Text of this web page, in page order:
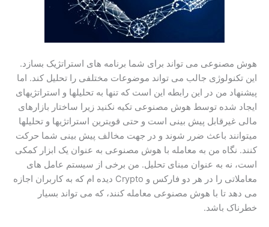
هوش مصنوعی می تواند برای شما برنامه های استراتژیک بسازد.
این تکنولوژی جالب می تواند موضوعات مختلفی را تحلیل کند. اما
پیشنهاد من در این رابطه این است که تنها به تحلیلها و استراتژیهای
ایجاد شده توسط هوش مصنوعی تکیه نکنید زیرا ساختار بازارهای
مالی غیرقابل پیش بینی است و حتی قویترین استراتژیها و تحلیلها
میتوانند باعث ضرر شوند و در جهت مخالف پیش بینی شما حرکت
کنند. نگاه من به معامله با هوش مصنوعی به عنوان یک ابزار کمکی
است، نه به عنوان مبنای تحلیل. من برخی از سیستم عامل های
معاملاتی را در هر دو فارکس و Crypto دیده ام که به کاربران اجازه
می دهد تا با هوش مصنوعی معامله کنند، که می تواند بسیار
خطرناک باشد.